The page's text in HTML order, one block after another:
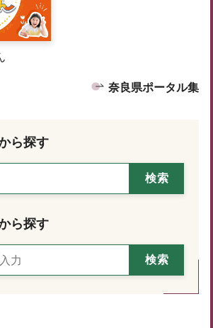
奈良県ポータル集
ら探す
ら探す